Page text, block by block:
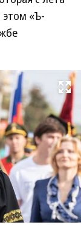
этом «Ъ-
Развернуть